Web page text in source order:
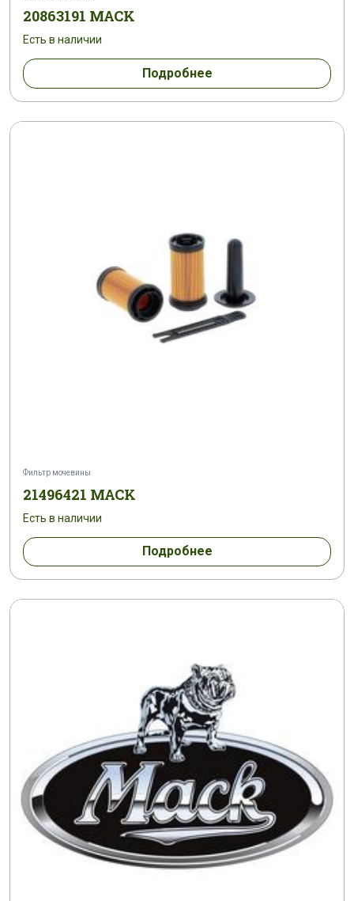
20863191 MACK
Есть в наличии
Подробнее
Фильтр мочевины
21496421 MACK
Есть в наличии
Подробнее